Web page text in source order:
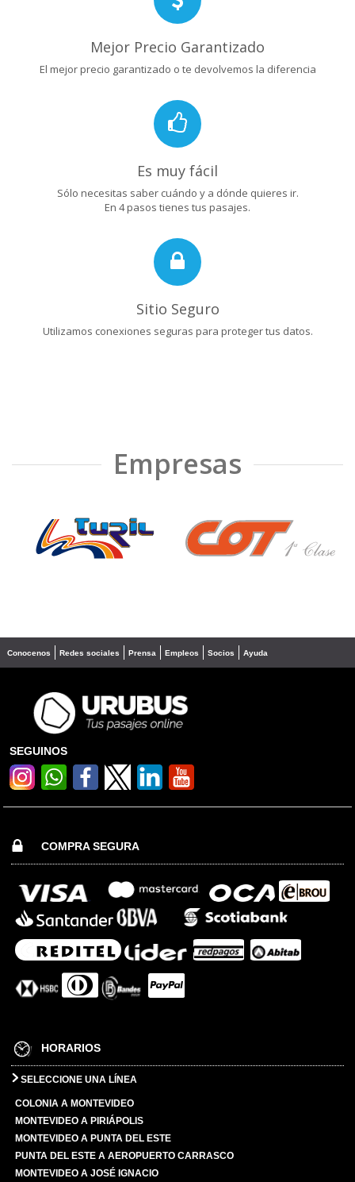
Mejor Precio Garantizado
El mejor precio garantizado o te devolvemos la diferencia
Es muy fácil
Sólo necesitas saber cuándo y a dónde quieres ir.
En 4 pasos tienes tus pasajes.
Sitio Seguro
Utilizamos conexiones seguras para proteger tus datos.
Empresas
❮ ❯
Conocenos Redes sociales Prensa Empleos Socios Ayuda
SEGUINOS
COMPRA SEGURA
HORARIOS
SELECCIONE UNA LÍNEA
COLONIA A MONTEVIDEO
MONTEVIDEO A PIRIÁPOLIS
MONTEVIDEO A PUNTA DEL ESTE
PUNTA DEL ESTE A AEROPUERTO CARRASCO
MONTEVIDEO A JOSÉ IGNACIO